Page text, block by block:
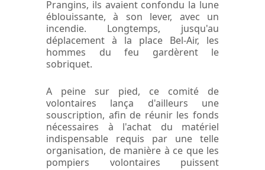
Prangins, ils avaient confondu la lune
éblouissante, à son lever, avec un
incendie. Longtemps, jusqu'au
déplacement à la place Bel-Air, les
hommes du feu gardèrent le
sobriquet.
A peine sur pied, ce comité de
volontaires lança d'ailleurs une
souscription, afin de réunir les fonds
nécessaires à l'achat du matériel
indispensable requis par une telle
organisation, de manière à ce que les
pompiers volontaires puissent